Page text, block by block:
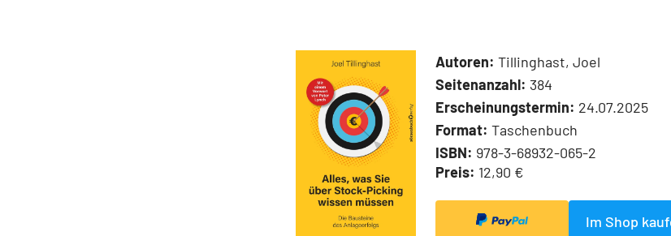
Autoren: Tillinghast, Joel
Seitenanzahl: 384
Erscheinungstermin: 24.07.2025
Format: Taschenbuch
ISBN: 978-3-68932-065-2
Preis: 12,90 €
Im Shop